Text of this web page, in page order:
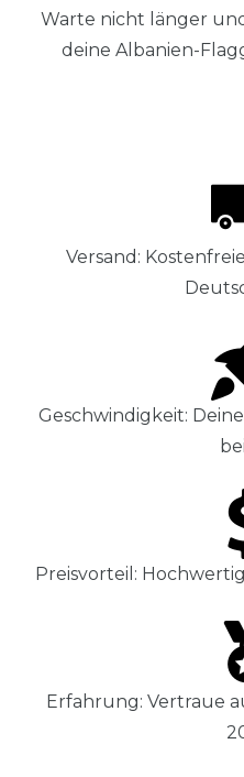
Warte nicht länger
deine Albanien-
Versand:
Geschwindigkeit:
Preisvorteil:
Erfahrung: Vertraue